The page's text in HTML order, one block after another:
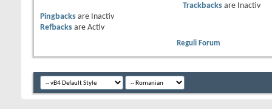
Trackbacksare
Inactiv
Pingbacks are
Inactiv
Refbacks are Activ
Reguli Forum